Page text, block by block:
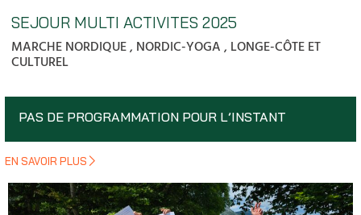
SEJOUR MULTI ACTIVITES 2025
MARCHE NORDIQUE , NORDIC-YOGA , LONGE-CÔTE ET
CULTUREL
PAS DE PROGRAMMATION POUR L’INSTANT
EN SAVOIR PLUS